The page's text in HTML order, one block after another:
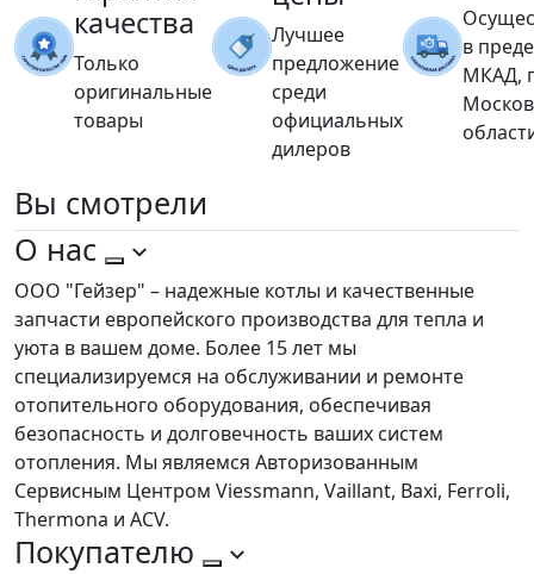
качества
Только
оригинальные
товары
Лучшее
предложение
среди
официальных
дилеров
в
МКАД,
Вы смотрели
О нас
ООО "Гейзер" – надежные котлы и качественные
запчасти европейского производства для тепла и
уюта в вашем доме. Более 15 лет мы
специализируемся на обслуживании и ремонте
отопительного оборудования, обеспечивая
безопасность и долговечность ваших систем
отопления. Мы являемся Авторизованным
Сервисным Центром Viessmann, Vaillant, Baxi, Ferroli,
Thermona и ACV.
Покупателю